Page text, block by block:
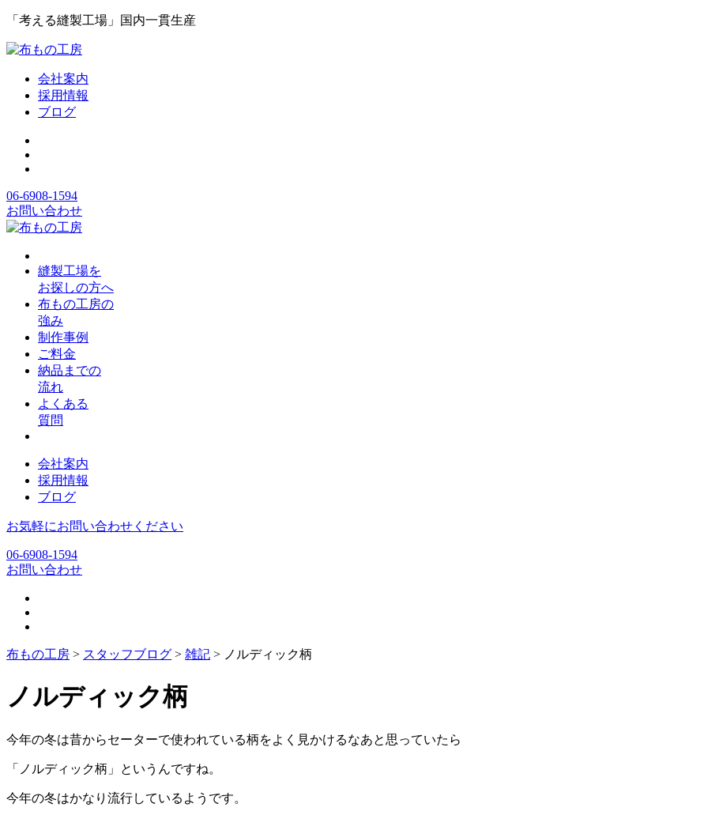
「考える縫製工場」国内一貫生産
会社案内
採用情報
ブログ
06-6908-1594
お問い合わせ
縫製工場を
お探しの方へ
布もの工房の
強み
制作事例
ご料金
納品までの
流れ
よくある
質問
会社案内
採用情報
ブログ
お気軽にお問い合わせください
06-6908-1594
お問い合わせ
布もの工房 > スタッフブログ > 雑記 > ノルディック柄
ノルディック柄
今年の冬は昔からセーターで使われている柄をよく見かけるなあと思っていたら
「ノルディック柄」というんですね。
今年の冬はかなり流行しているようです。